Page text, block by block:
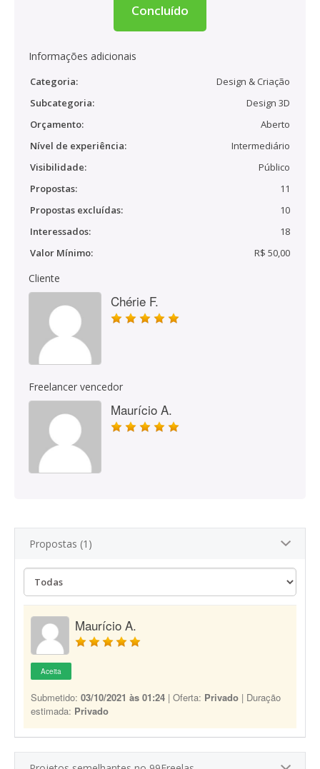
Concluído
Informações adicionais
Categoria:
Design & Criação
Subcategoria:
Design 3D
Orçamento:
Aberto
Nível de experiência:
Intermediário
Visibilidade:
Público
Propostas:
11
Propostas excluídas:
10
Interessados:
18
Valor Mínimo:
R$ 50,00
Cliente
Chérie F.
Freelancer vencedor
Maurício A.
Propostas (1)
Maurício A.
Aceita
Submetido: 03/10/2021 às 01:24 | Oferta: Privado | Duração
estimada: Privado